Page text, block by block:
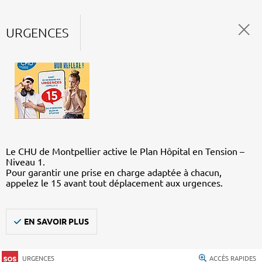
URGENCES
Le CHU de Montpellier active le Plan Hôpital en Tension –
Niveau 1.
Pour garantir une prise en charge adaptée à chacun,
appelez le 15 avant tout déplacement aux urgences.
EN SAVOIR PLUS
URGENCES ACCÈS RAPIDES